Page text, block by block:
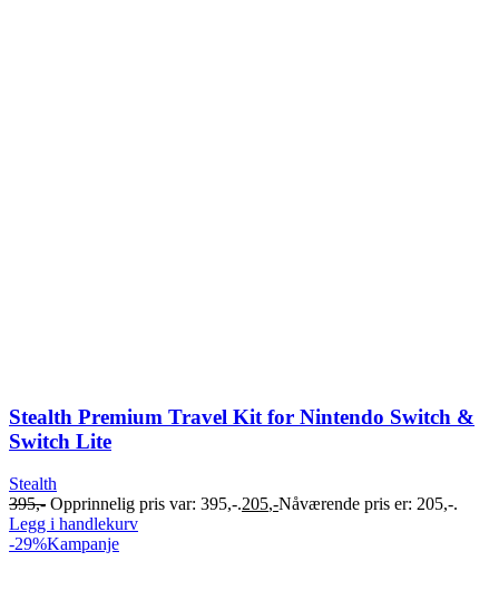
Stealth Premium Travel Kit for Nintendo Switch &
Switch Lite
Stealth
395,- Opprinnelig pris var: 395,-.205,-Nåværende pris er: 205,-.
Legg i handlekurv
-29%Kampanje